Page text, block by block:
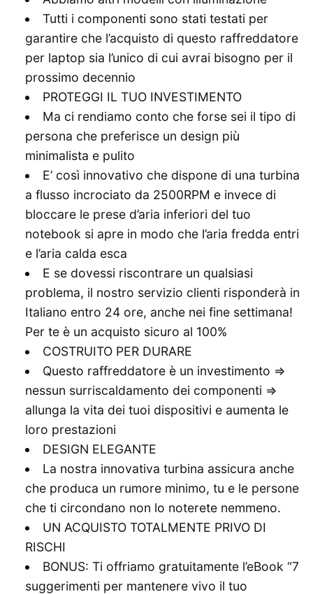
Tutti i componenti sono stati testati per
garantire che l’acquisto di questo raffreddatore
per laptop sia l’unico di cui avrai bisogno per il
prossimo decennio
PROTEGGI IL TUO INVESTIMENTO
Ma ci rendiamo conto che forse sei il tipo di
persona che preferisce un design più
minimalista e pulito
E’ così innovativo che dispone di una turbina
a flusso incrociato da 2500RPM e invece di
bloccare le prese d’aria inferiori del tuo
notebook si apre in modo che l’aria fredda entri
e l’aria calda esca
E se dovessi riscontrare un qualsiasi
problema, il nostro servizio clienti risponderà in
Italiano entro 24 ore, anche nei fine settimana!
Per te è un acquisto sicuro al 100%
COSTRUITO PER DURARE
Questo raffreddatore è un investimento =>
nessun surriscaldamento dei componenti =>
allunga la vita dei tuoi dispositivi e aumenta le
loro prestazioni
DESIGN ELEGANTE
La nostra innovativa turbina assicura anche
che produca un rumore minimo, tu e le persone
che ti circondano non lo noterete nemmeno.
UN ACQUISTO TOTALMENTE PRIVO DI
RISCHI
BONUS: Ti offriamo gratuitamente l’eBook “7
suggerimenti per mantenere vivo il tuo